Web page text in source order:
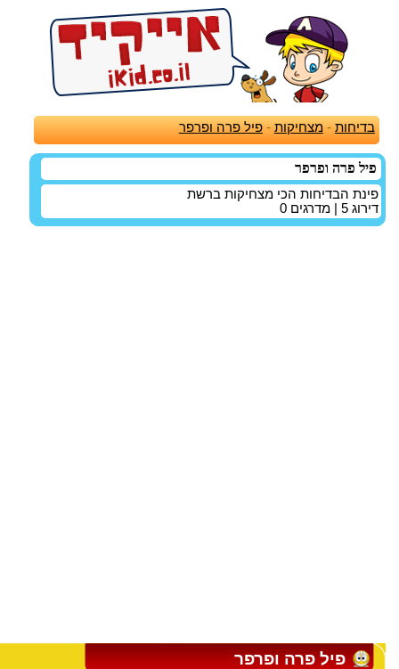
בדיחות -מצחיקות -פיל פרה ופרפר
פיל פרה ופרפר
פינת הבדיחות הכי מצחיקות ברשת
דירוג 5 | מדרגים 0
פיל פרה ופרפר